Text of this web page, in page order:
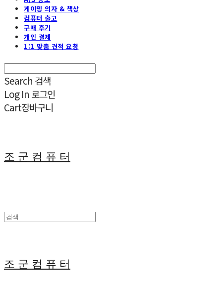
게이밍 의자 & 책상
컴퓨터 출고
구매 후기
개인 결제
1:1 맞춤 견적 요청
Search 검색
Log In 로그인
Cart장바구니
조 군 컴 퓨 터
조 군 컴 퓨 터